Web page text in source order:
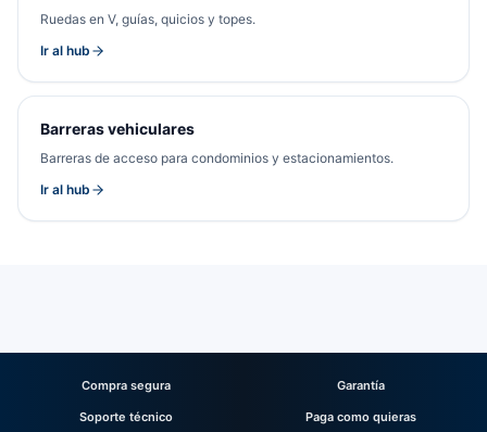
Ruedas en V, guías, quicios y topes.
Ir al hub
Barreras vehiculares
Barreras de acceso para condominios y estacionamientos.
Ir al hub
Compra segura Garantía
Soporte técnico Paga como quieras